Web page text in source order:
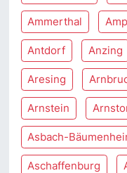
Ammerthal
Antdorf Anzing
Aresing
Arnstein
Asbach-
Aschaffenburg